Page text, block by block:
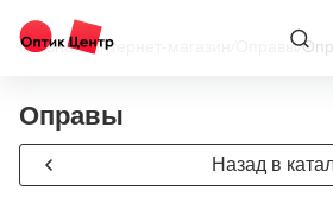
Главная/Интернет-магазин Оправы/
Оправы
Назад в